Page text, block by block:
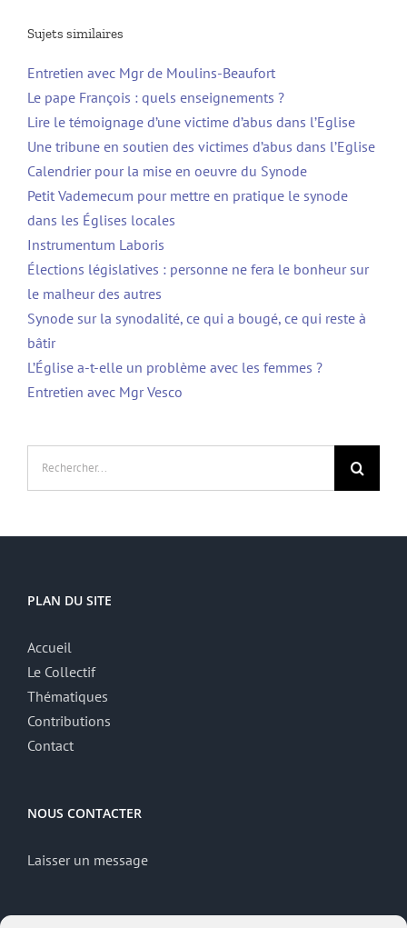
Sujets similaires
Entretien avec Mgr de Moulins-Beaufort
Le pape François : quels enseignements ?
Lire le témoignage d’une victime d’abus dans l’Eglise
Une tribune en soutien des victimes d’abus dans l’Eglise
Calendrier pour la mise en oeuvre du Synode
Petit Vademecum pour mettre en pratique le synode
dans les Églises locales
Instrumentum Laboris
Élections législatives : personne ne fera le bonheur sur
le malheur des autres
Synode sur la synodalité, ce qui a bougé, ce qui reste à
bâtir
L’Église a-t-elle un problème avec les femmes ?
Entretien avec Mgr Vesco
PLAN DU SITE
Accueil
Le Collectif
Thématiques
Contributions
Contact
NOUS CONTACTER
Laisser un message